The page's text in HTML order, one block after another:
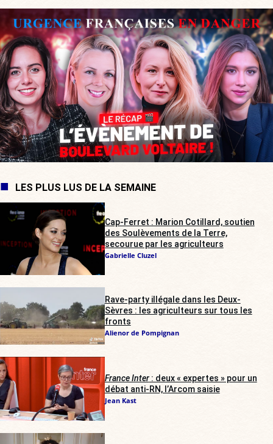
LES PLUS LUS DE LA SEMAINE
Cap-Ferret : Marion Cotillard, soutien
des Soulèvements de la Terre,
secourue par les agriculteurs
Gabrielle Cluzel
Rave-party illégale dans les Deux-
Sèvres : les agriculteurs sur tous les
fronts
Alienor de Pompignan
France Inter: deux « expertes » pour un
débat anti-RN, l’Arcom saisie
Jean Kast